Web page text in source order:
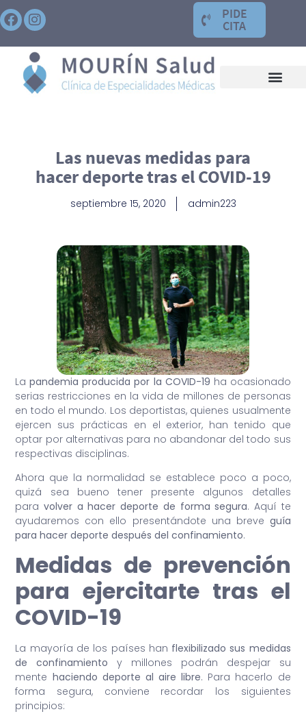
PIDE
CITA
Las nuevas medidas para
hacer deporte tras el COVID-19
septiembre 15, 2020 admin223
Lapandemia producida por la COVID-19 ha ocasionado
serias restricciones en la vida de millones de personas
en todo el mundo. Los deportistas, quienes usualmente
ejercen sus prácticas en el exterior, han tenido que
optar por alternativas para no abandonar del todo sus
respectivas disciplinas.
Ahora que la normalidad se establece poco a poco,
quizá sea bueno tener presente algunos detalles
paravolver a hacer deporte de forma segura. Aquí te
ayudaremos con ello presentándote una breve guía
para hacer deporte después del confinamiento.
Medidas de prevención
para ejercitarte tras el
COVID-19
La mayoría de los países han flexibilizado sus medidas
de confinamiento y millones podrán despejar su
mente haciendo deporte al aire libre. Para hacerlo de
forma segura, conviene recordar los siguientes
principios: